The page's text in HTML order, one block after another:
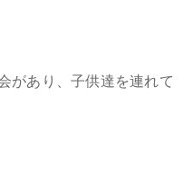
があり、子供達を連れて